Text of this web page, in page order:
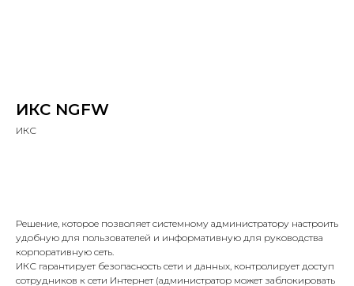
ИКС NGFW
ИКС
Решение, которое позволяет системному администратору настроить
удобную для пользователей и информативную для руководства
корпоративную сеть.
ИКС гарантирует безопасность сети и данных, контролирует доступ
сотрудников к сети Интернет (администратор может заблокировать